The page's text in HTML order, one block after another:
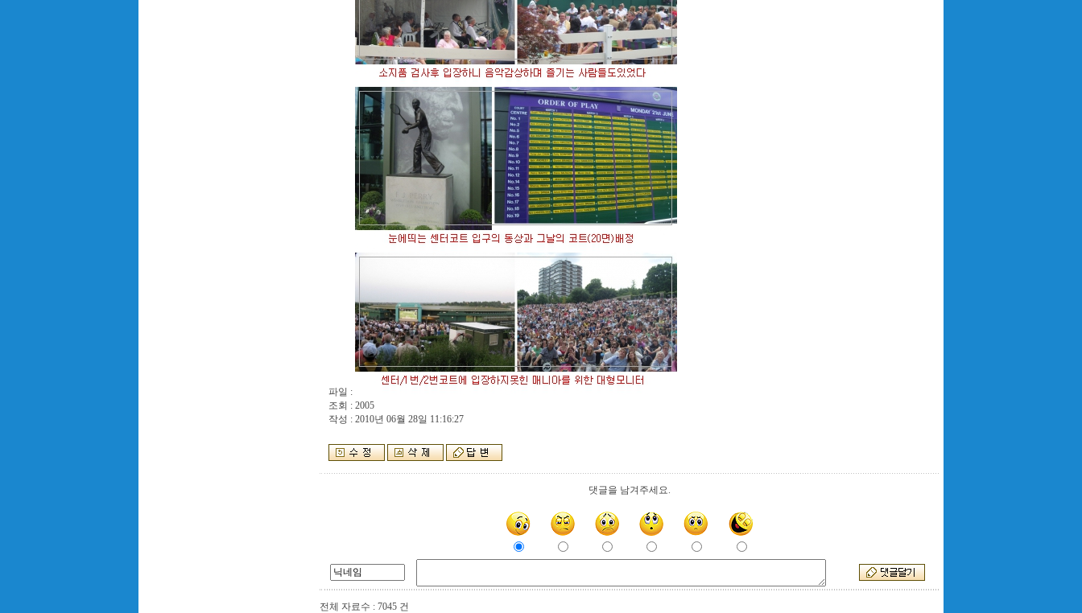
파일 :
조회 : 2005
작성 : 2010년 06월 28일 11:16:27
댓글을 남겨주세요.
전체 자료수 : 7045 건